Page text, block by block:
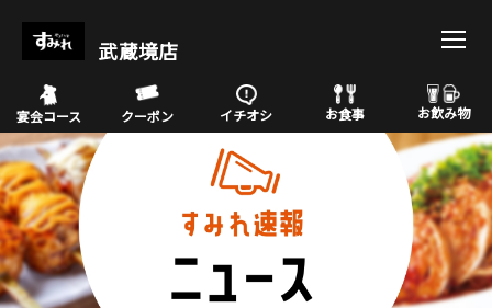
武蔵境店
宴会コース クーポン イチオシ お食事 お飲み物